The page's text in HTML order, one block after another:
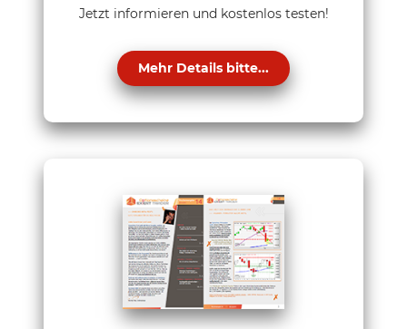
Jetzt informieren und kostenlos testen!
Mehr Details bitte...